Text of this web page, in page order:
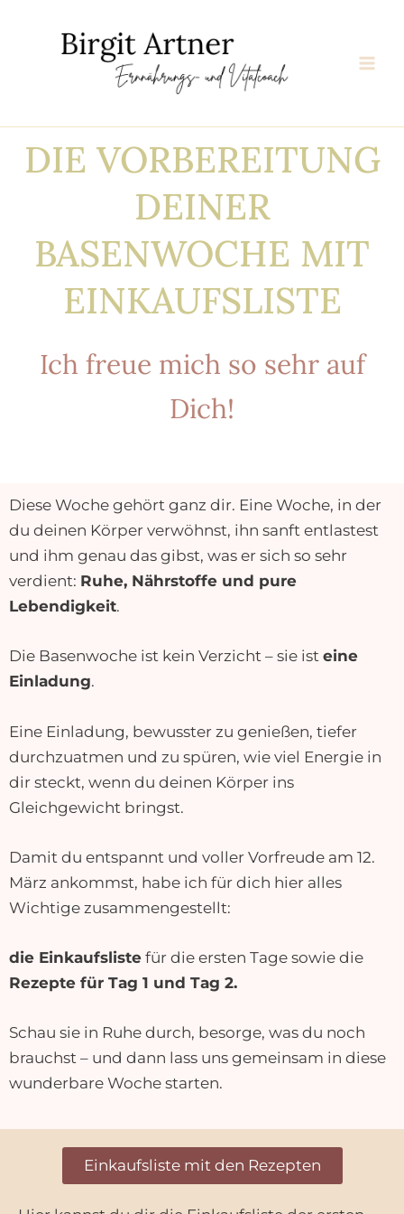
DIE VORBEREITUNG
DEINER
BASENWOCHE MIT
EINKAUFSLISTE
Ich freue mich so sehr auf
Dich!
Diese Woche gehört ganz dir. Eine Woche, in der
du deinen Körper verwöhnst, ihn sanft entlastest
und ihm genau das gibst, was er sich so sehr
verdient: Ruhe, Nährstoffe und pure
Lebendigkeit.
Die Basenwoche ist kein Verzicht – sie ist eine
Einladung.
Eine Einladung, bewusster zu genießen, tiefer
durchzuatmen und zu spüren, wie viel Energie in
dir steckt, wenn du deinen Körper ins
Gleichgewicht bringst.
Damit du entspannt und voller Vorfreude am 12.
März ankommst, habe ich für dich hier alles
Wichtige zusammengestellt:
die Einkaufsliste für die ersten Tage sowie die
Rezepte für Tag 1 und Tag 2.
Schau sie in Ruhe durch, besorge, was du noch
brauchst – und dann lass uns gemeinsam in diese
wunderbare Woche starten.
Einkaufsliste mit den Rezepten